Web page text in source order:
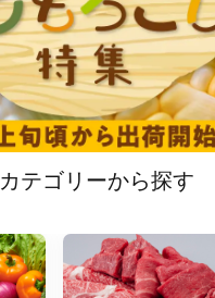
カテゴリーから探す